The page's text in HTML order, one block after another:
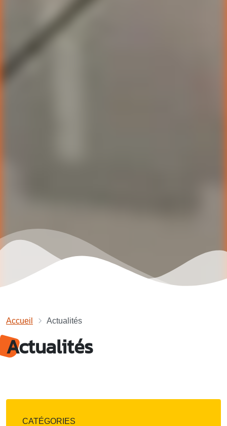
Accueil Actualités
Actualités
CATÉGORIES